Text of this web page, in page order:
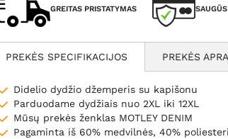
GREITAS PRISTATYMAS
PREKĖS SPECIFIKACIJOS PREKĖS
Didelio dydžio džemperis su kapišonu
Parduodame dydžiais nuo 2XL iki 12XL
Mūsų prekės ženklas MOTLEY DENIM
Pagaminta iš 60% medvilnės, 40%